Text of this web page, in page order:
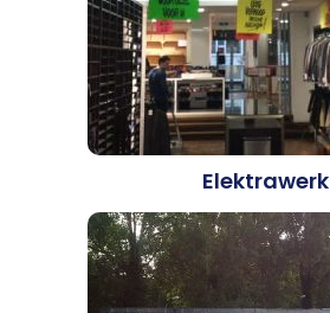
Elektrawerk